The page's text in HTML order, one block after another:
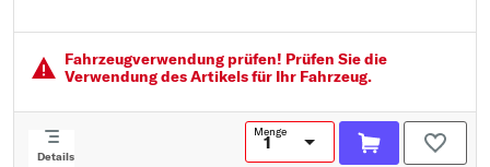
Fahrzeugver­wendung prüfen! Prüfen Sie die
Verwendung des Artikels für Ihr Fahrzeug.
Details
Menge